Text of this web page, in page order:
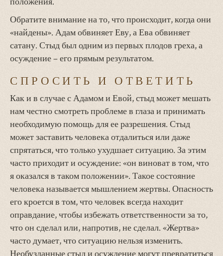
Обратите внимание на то, что происходит, когда они
«найдены». Адам обвиняет Еву, а Ева обвиняет
сатану. Стыд был одним из первых плодов греха, а
осуждение – его прямым результатом.
СПРОСИТЬ И ОТВЕТИТЬ
Как и в случае с Адамом и Евой, стыд может мешать
нам честно смотреть проблеме в глаза и принимать
необходимую помощь для ее разрешения. Стыд
может заставить человека отдалиться или даже
спрятаться, что только ухудшает ситуацию. За этим
часто приходит и осуждение: «он виноват в том, что
я оказался в таком положении». Такое состояние
человека называется мышлением жертвы. Опасность
его кроется в том, что человек всегда находит
оправдание, чтобы избежать ответственности за то,
что он сделал или, напротив, не сделал. «Жертва»
часто думает, что ситуацию нельзя изменить.